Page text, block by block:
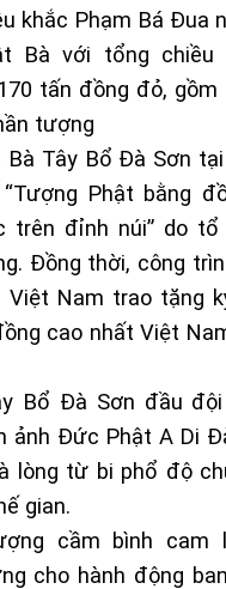
khắc Phạm Bá Đua
Bà với tổng chiều
tấn đồng đỏ, gồm
tượng
Bà Tây Bổ Đà Sơn
Phật bằng
trên đỉnh núi” do
Đồng thời, công
Nam trao tặng
cao nhất Việt
Bổ Đà Sơn đầu
ảnh Đức Phật A Di
lòng từ bi phổ độ
gian.
cầm bình cam
cho hành động